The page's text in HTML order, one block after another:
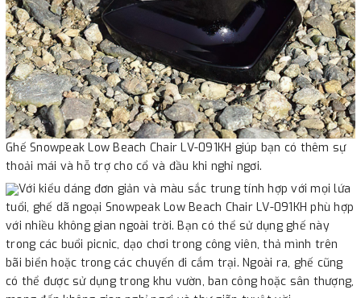
Ghế Snowpeak Low Beach Chair LV-091KH giúp bạn có thêm sự
thoải mái và hỗ trợ cho cổ và đầu khi nghỉ ngơi.
Với kiểu dáng đơn giản và màu sắc trung tính hợp với mọi lứa
tuổi, ghế dã ngoại Snowpeak Low Beach Chair LV-091KH phù hợp
với nhiều không gian ngoài trời. Bạn có thể sử dụng ghế này
trong các buổi picnic, dạo chơi trong công viên, thả mình trên
bãi biển hoặc trong các chuyến đi cắm trại. Ngoài ra, ghế cũng
có thể được sử dụng trong khu vườn, ban công hoặc sân thượng,